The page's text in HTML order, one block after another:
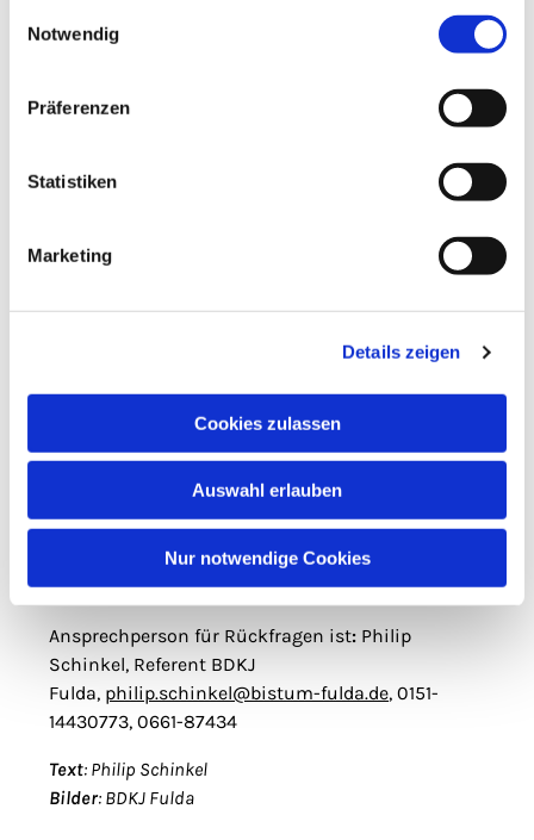
Notwendig
Präferenzen
Statistiken
Marketing
Details zeigen
Cookies zulassen
Auswahl erlauben
Nur notwendige Cookies
Hamburg, Berlin und Schleswig-Holstein das
Wahlalter gesenkt – ohne negative Auswirkungen.
Interesse und Engagement steigen, wenn jungen
Das Wahlrecht fördert zudem politische Bildung.
politischen Themen auseinander. Wahlrecht und
politische Bildung bedingen einander und
Die Jugendverbände in Hessen fordern daher die
für eine generationengerechte und inklusive
Demokratie.
Weitere Informationen finden sich
unter:www.hessischer-jugendring.de/wahlmit16
Ansprechperson für Rückfragen ist: Philip
Schinkel, Referent BDKJ
Fulda, philip.schinkel@bistum-fulda.de, 0151-
14430773, 0661-87434
Text: Philip Schinkel
Bilder: BDKJ Fulda